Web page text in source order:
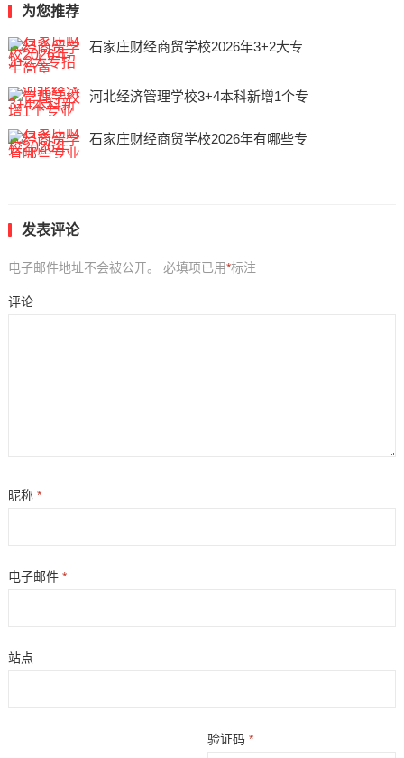
为您推荐
石家庄财经商贸学校2026年3+2大专
河北经济管理学校3+4本科新增1个专
石家庄财经商贸学校2026年有哪些专
发表评论
电子邮件地址不会被公开。 必填项已用*标注
评论
昵称 *
电子邮件 *
站点
验证码*